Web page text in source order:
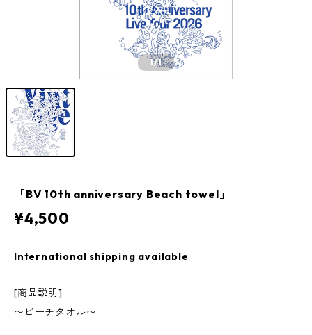
1/1
「BV 10th anniversary Beach towel」
¥4,500
International shipping available
[商品説明]
〜ビーチタオル〜